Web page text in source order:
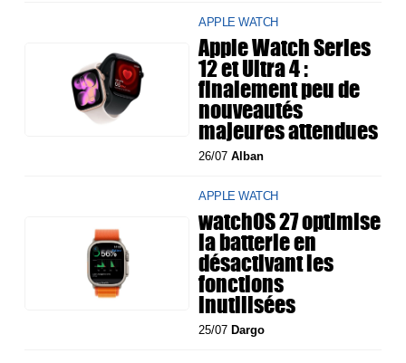
APPLE WATCH
Apple Watch Series
12 et Ultra 4 :
finalement peu de
nouveautés
majeures attendues
26/07Alban
APPLE WATCH
watchOS 27 optimise
la batterie en
désactivant les
fonctions
inutilisées
25/07 Dargo